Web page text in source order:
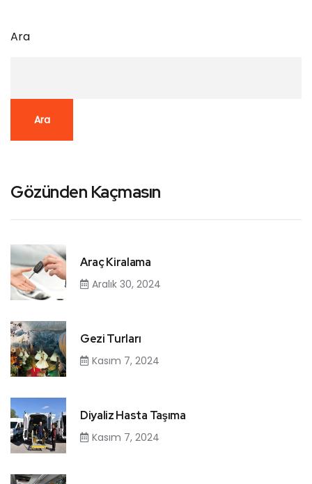
Ara
Ara
Gözünden Kaçmasın
Araç Kiralama
Aralık 30, 2024
Gezi Turları
Kasım 7, 2024
Diyaliz Hasta Taşıma
Kasım 7, 2024